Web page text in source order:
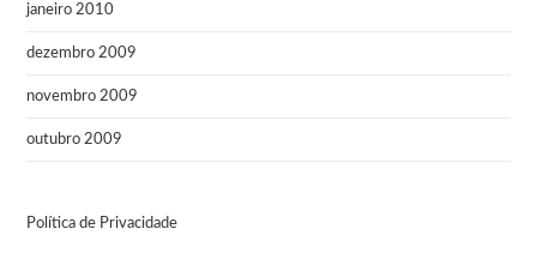
janeiro 2010
dezembro 2009
novembro 2009
outubro 2009
Política de Privacidade